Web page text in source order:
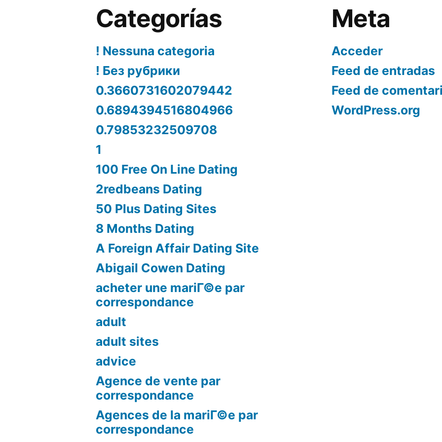
Categorías
! Nessuna categoria
! Без рубрики
0.3660731602079442
0.6894394516804966
0.79853232509708
1
100 Free On Line Dating
2redbeans Dating
50 Plus Dating Sites
8 Months Dating
A Foreign Affair Dating Site
Abigail Cowen Dating
acheter une mariГ©e par
correspondance
adult
adult sites
advice
Agence de vente par
correspondance
Agences de la mariГ©e par
correspondance
Meta
Acceder
Feed de entradas
Feed de
WordPress.org